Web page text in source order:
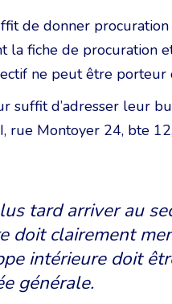
de donner
la fiche de procuration
ne peut être
suffit d’adresser leur
rue Montoyer 24, bte
tard arriver au
doit clairement
intérieure doit
générale.